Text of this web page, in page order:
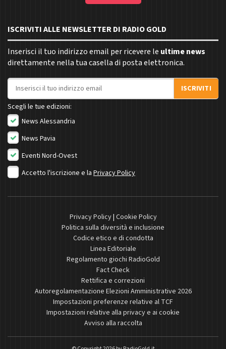
ISCRIVITI ALLE NEWSLETTER DI RADIO GOLD
Inserisci il tuo indirizzo email per ricevere le ultime news
direttamente nella tua casella di posta elettronica.
Indirizzo email
ISCRIVITI
Scegli le tue edizioni:
News Alessandria
News Pavia
Eventi Nord-Ovest
Accetto l'iscrizione e la Privacy Policy
Privacy Policy| Cookie Policy
Politica sulla diversità e inclusione
Codice etico e di condotta
Linea Editoriale
Regolamento giochi RadioGold
Fact Check
Rettifica e correzioni
Autoregolamentazione Elezioni Amministrative 2026
Impostazioni preferenze relative al TCF
Impostazioni relative alla privacy e ai cookie
Avviso alla raccolta